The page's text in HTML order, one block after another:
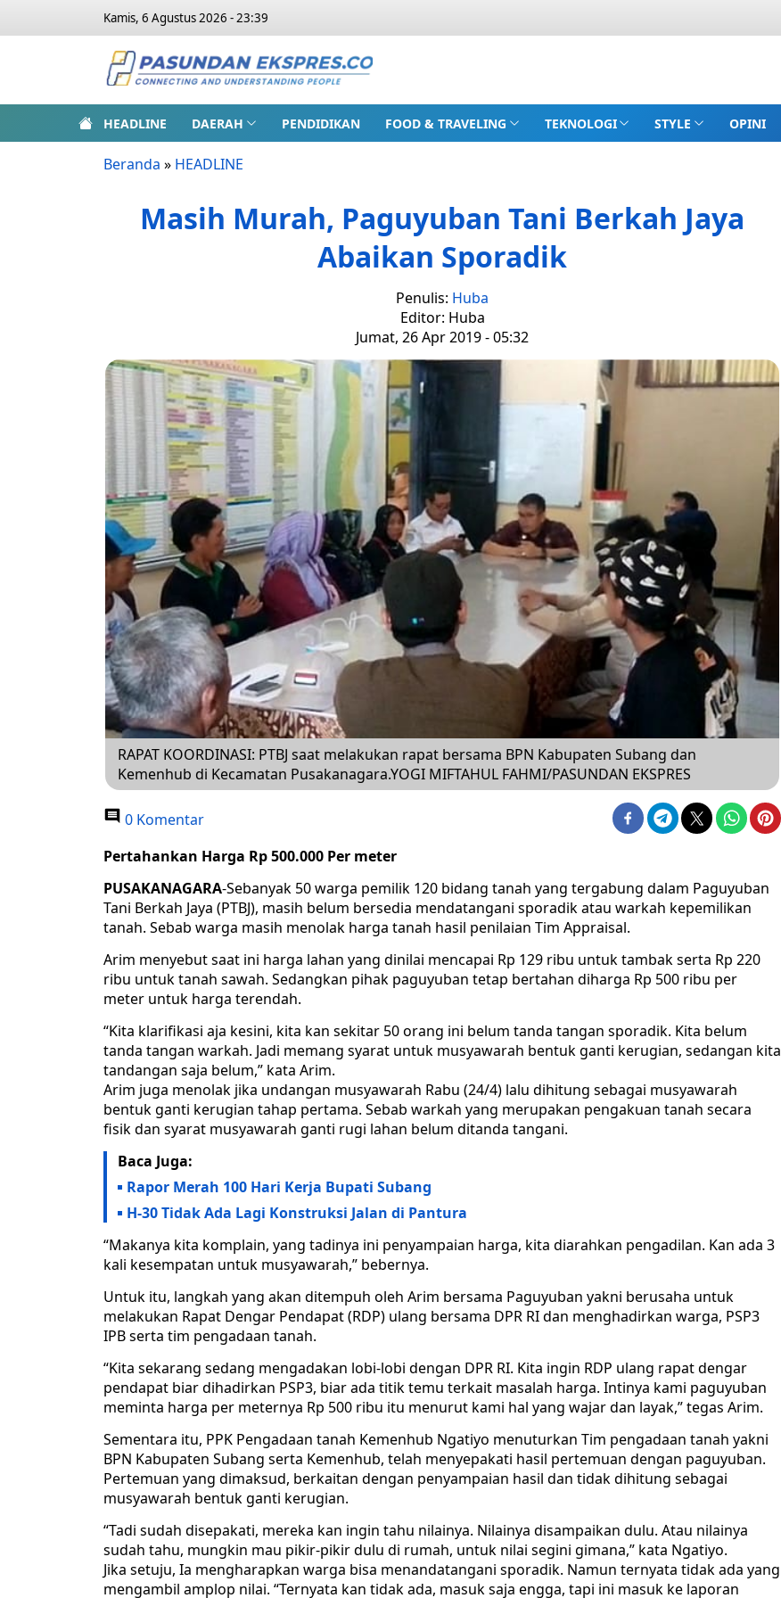
Kamis, 6 Agustus 2026 - 23:39
HEADLINE DAERAH PENDIDIKAN FOOD & TRAVELING TEKNOLOGI STYLE OPINI
Beranda » HEADLINE
Masih Murah, Paguyuban Tani Berkah Jaya
Abaikan Sporadik
Penulis: Huba
Editor: Huba
Jumat, 26 Apr 2019 - 05:32
RAPAT KOORDINASI: PTBJ saat melakukan rapat bersama BPN Kabupaten Subang dan
Kemenhub di Kecamatan Pusakanagara.YOGI MIFTAHUL FAHMI/PASUNDAN EKSPRES
0 Komentar
Pertahankan Harga Rp 500.000 Per meter
PUSAKANAGARA-Sebanyak 50 warga pemilik 120 bidang tanah yang tergabung dalam Paguyuban
Tani Berkah Jaya (PTBJ), masih belum bersedia mendatangani sporadik atau warkah kepemilikan
tanah. Sebab warga masih menolak harga tanah hasil penilaian Tim Appraisal.
Arim menyebut saat ini harga lahan yang dinilai mencapai Rp 129 ribu untuk tambak serta Rp 220
ribu untuk tanah sawah. Sedangkan pihak paguyuban tetap bertahan diharga Rp 500 ribu per
meter untuk harga terendah.
“Kita klarifikasi aja kesini, kita kan sekitar 50 orang ini belum tanda tangan sporadik. Kita belum
tanda tangan warkah. Jadi memang syarat untuk musyawarah bentuk ganti kerugian, sedangan kita
tandangan saja belum,” kata Arim.
Arim juga menolak jika undangan musyawarah Rabu (24/4) lalu dihitung sebagai musyawarah
bentuk ganti kerugian tahap pertama. Sebab warkah yang merupakan pengakuan tanah secara
fisik dan syarat musyawarah ganti rugi lahan belum ditanda tangani.
Baca Juga:
Rapor Merah 100 Hari Kerja Bupati Subang
H-30 Tidak Ada Lagi Konstruksi Jalan di Pantura
“Makanya kita komplain, yang tadinya ini penyampaian harga, kita diarahkan pengadilan. Kan ada 3
kali kesempatan untuk musyawarah,” bebernya.
Untuk itu, langkah yang akan ditempuh oleh Arim bersama Paguyuban yakni berusaha untuk
melakukan Rapat Dengar Pendapat (RDP) ulang bersama DPR RI dan menghadirkan warga, PSP3
IPB serta tim pengadaan tanah.
“Kita sekarang sedang mengadakan lobi-lobi dengan DPR RI. Kita ingin RDP ulang rapat dengar
pendapat biar dihadirkan PSP3, biar ada titik temu terkait masalah harga. Intinya kami paguyuban
meminta harga per meternya Rp 500 ribu itu menurut kami hal yang wajar dan layak,” tegas Arim.
Sementara itu, PPK Pengadaan tanah Kemenhub Ngatiyo menuturkan Tim pengadaan tanah yakni
BPN Kabupaten Subang serta Kemenhub, telah menyepakati hasil pertemuan dengan paguyuban.
Pertemuan yang dimaksud, berkaitan dengan penyampaian hasil dan tidak dihitung sebagai
musyawarah bentuk ganti kerugian.
“Tadi sudah disepakati, mereka kan ingin tahu nilainya. Nilainya disampaikan dulu. Atau nilainya
sudah tahu, mungkin mau pikir-pikir dulu di rumah, untuk nilai segini gimana,” kata Ngatiyo.
Jika setuju, Ia mengharapkan warga bisa menandatangani sporadik. Namun ternyata tidak ada yang
mengambil amplop nilai. “Ternyata kan tidak ada, masuk saja engga, tapi ini masuk ke laporan